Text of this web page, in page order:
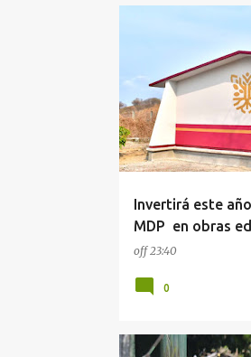
Invertirá este
MDP en obras
off 23:40
0